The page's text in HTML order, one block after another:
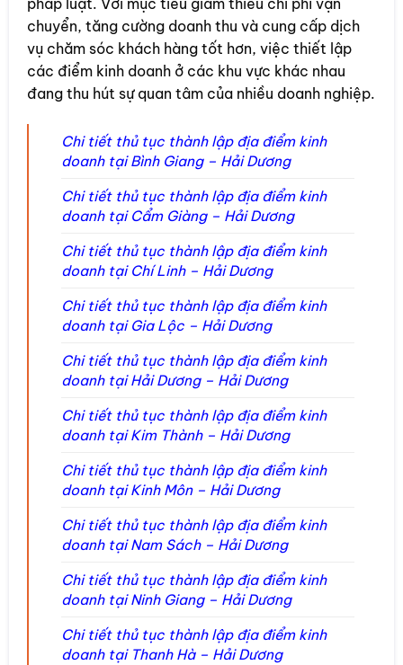
pháp luật. Với mục tiêu giảm thiểu chi phí vận
chuyển, tăng cường doanh thu và cung cấp dịch
vụ chăm sóc khách hàng tốt hơn, việc thiết lập
các điểm kinh doanh ở các khu vực khác nhau
đang thu hút sự quan tâm của nhiều doanh nghiệp.
Chi tiết thủ tục thành lập địa điểm kinh
doanh tại Bình Giang – Hải Dương
Chi tiết thủ tục thành lập địa điểm kinh
doanh tại Cẩm Giàng – Hải Dương
Chi tiết thủ tục thành lập địa điểm kinh
doanh tại Chí Linh – Hải Dương
Chi tiết thủ tục thành lập địa điểm kinh
doanh tại Gia Lộc – Hải Dương
Chi tiết thủ tục thành lập địa điểm kinh
doanh tại Hải Dương – Hải Dương
Chi tiết thủ tục thành lập địa điểm kinh
doanh tại Kim Thành – Hải Dương
Chi tiết thủ tục thành lập địa điểm kinh
doanh tại Kinh Môn – Hải Dương
Chi tiết thủ tục thành lập địa điểm kinh
doanh tại Nam Sách – Hải Dương
Chi tiết thủ tục thành lập địa điểm kinh
doanh tại Ninh Giang – Hải Dương
Chi tiết thủ tục thành lập địa điểm kinh
doanh tại Thanh Hà – Hải Dương